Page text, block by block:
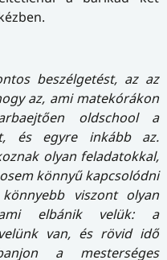
beszélgetést, az az
az, ami matekórákon
oldschool a
és egyre inkább az.
olyan feladatokkal,
könnyű kapcsolódni
viszont olyan
elbánik velük: a
van, és rövid idő
a mesterséges